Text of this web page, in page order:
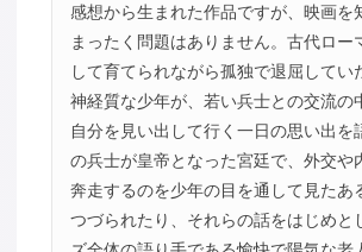
感想から生まれた作品ですが、映画を
まったく問題はありません。古代ロー
して育てられながら孤独で退屈してい
神経質な少年が、若い兵士との交流の
自分を見い出して行く一日の思い出を
の兵士が皇帝となった宮廷で、外交や
奔走するのを少年の目を通して見たあ
つづられたり、それらの話をはじめと